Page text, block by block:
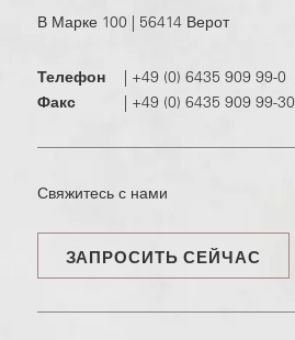
В Марке 100 | 56414 Верот
Телефон
+49 (0) 6435 909 99-0
Факс
+49 (0) 6435 909 99-30
Свяжитесь с нами
ЗАПРОСИТЬ СЕЙЧАС